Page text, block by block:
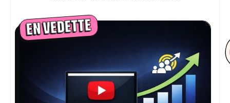
EN VEDETTE